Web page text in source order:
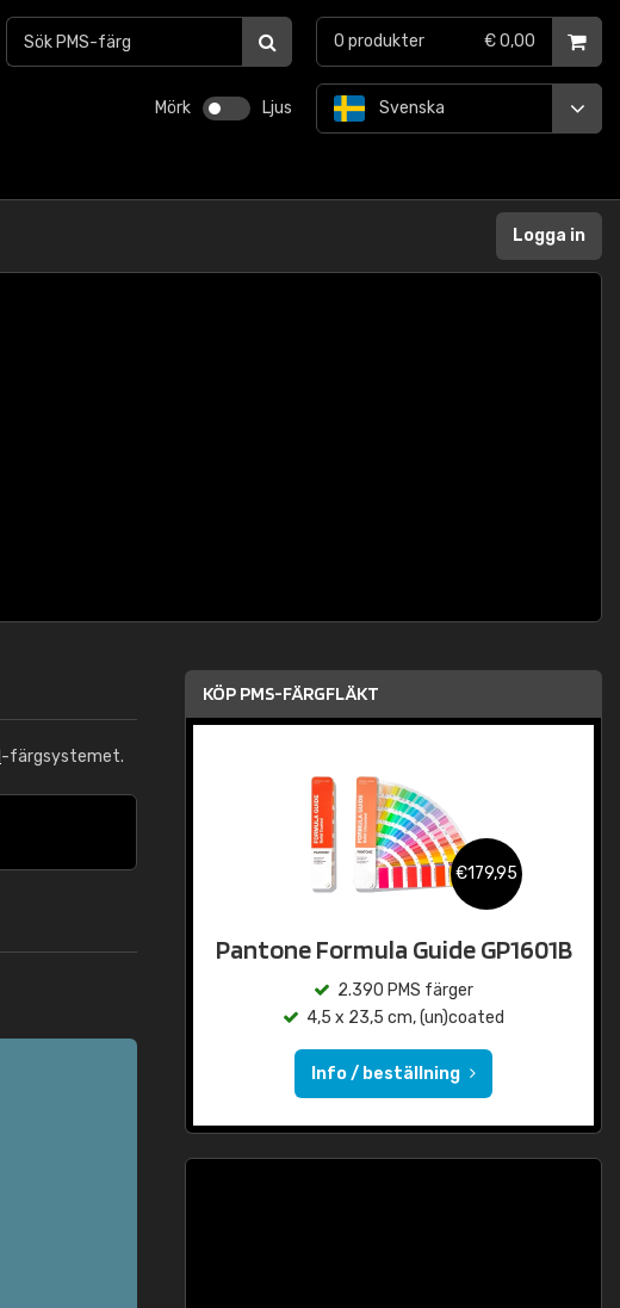
Mörk Ljus Svenska
0 produkter € 0,00
Logga in
-färgsystemet.
KÖP PMS-FÄRGFLÄKT
€179,95
Pantone Formula Guide GP1601B
2.390 PMS färger
4,5 x 23,5 cm, (un)coated
Info / beställning